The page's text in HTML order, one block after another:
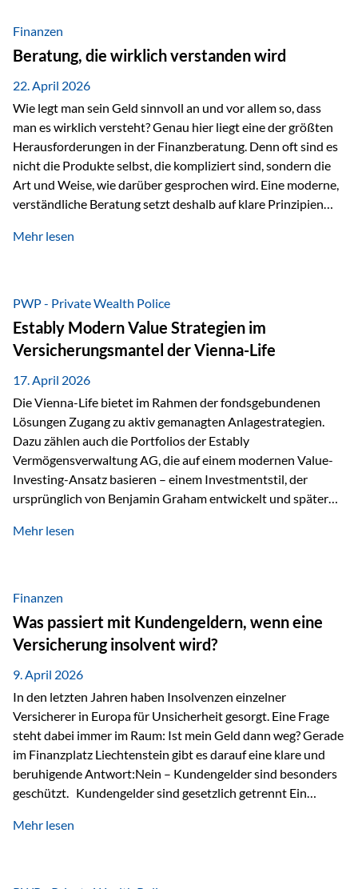
verfügbaren Kennzahlen (Stand Ende 2024, veröffentlicht
2025/2026)…
Finanzen
Beratung, die wirklich verstanden wird
22. April 2026
Wie legt man sein Geld sinnvoll an und vor allem so, dass
man es wirklich versteht? Genau hier liegt eine der größten
Herausforderungen in der Finanzberatung. Denn oft sind es
nicht die Produkte selbst, die kompliziert sind, sondern die
Art und Weise, wie darüber gesprochen wird. Eine moderne,
verständliche Beratung setzt deshalb auf klare Prinzipien
fünf zentrale Faktoren: eine saubere Struktur, breite
diesem Thema liefern unter anderem die praxisnahen
Ansätze von Finanzexperte Klaus Rost, der seit vielen Jahren
für eine verständliche und…
Mehr lesen
PWP - Private Wealth Police
Estably Modern Value Strategien im
Versicherungsmantel der Vienna-Life
17. April 2026
Die Vienna-Life bietet im Rahmen der fondsgebundenen
Lösungen Zugang zu aktiv gemanagten Anlagestrategien.
Dazu zählen auch die Portfolios der Estably
Vermögensverwaltung AG, die auf einem modernen Value-
Investing-Ansatz basieren – einem Investmentstil, der
ursprünglich von Benjamin Graham entwickelt und später
Modernes Value Investing als Grundlage Der
Fokus stehen Unternehmen, deren Börsenkurs unter ihrem
inneren Wert liegt. Neben klassischen
Bewertungskennzahlen werden auch qualitative Faktoren
wie Geschäftsmodell, Wettbewerbsvorteile und
Managementqualität…
Mehr lesen
Finanzen
Was passiert mit Kundengeldern, wenn eine
Versicherung insolvent wird?
9. April 2026
In den letzten Jahren haben Insolvenzen einzelner
Versicherer in Europa für Unsicherheit gesorgt. Eine Frage
steht dabei immer im Raum: Ist mein Geld dann weg? Gerade
im Finanzplatz Liechtenstein gibt es darauf eine klare und
beruhigende Antwort:Nein – Kundengelder sind besonders
geschützt. Kundengelder sind gesetzlich getrennt Ein
sogenannte Sondermasse. Das bedeutet:Die
Mehr lesen